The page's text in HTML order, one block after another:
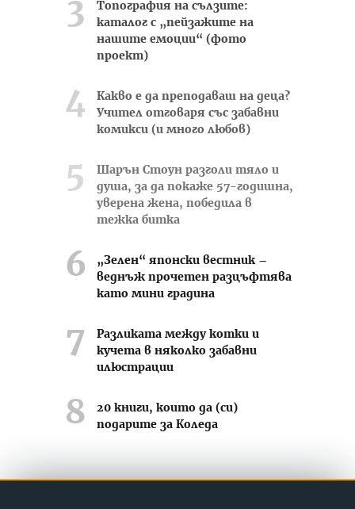
Топография на сълзите:
каталог с „пейзажите на
нашите емоции“ (фото
проект)
Какво е да преподаваш на деца?
Учител отговаря със забавни
комикси (и много любов)
Шарън Стоун разголи тяло и
душа, за да покаже 57-годишна,
уверена жена, победила в
тежка битка
„Зелен“ японски вестник –
веднъж прочетен разцъфтява
като мини градина
Разликата между котки и
кучета в няколко забавни
илюстрации
20 книги, които да (си)
подарите за Коледа